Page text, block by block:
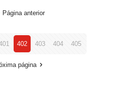
Página anterior
402 403 404 405
página